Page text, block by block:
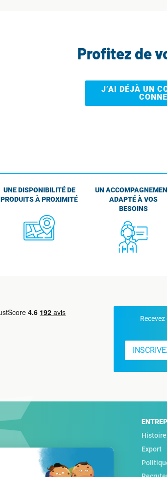
Profitez de
J’AI DÉJÀ UN
UNE DISPONIBILITÉ DE
PRODUITS À PROXIMITÉ
UN
ADAPTÉ À VOS
BESOINS
Histoire
Export